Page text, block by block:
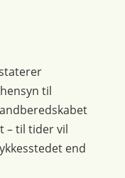
til
– til tider vil
end